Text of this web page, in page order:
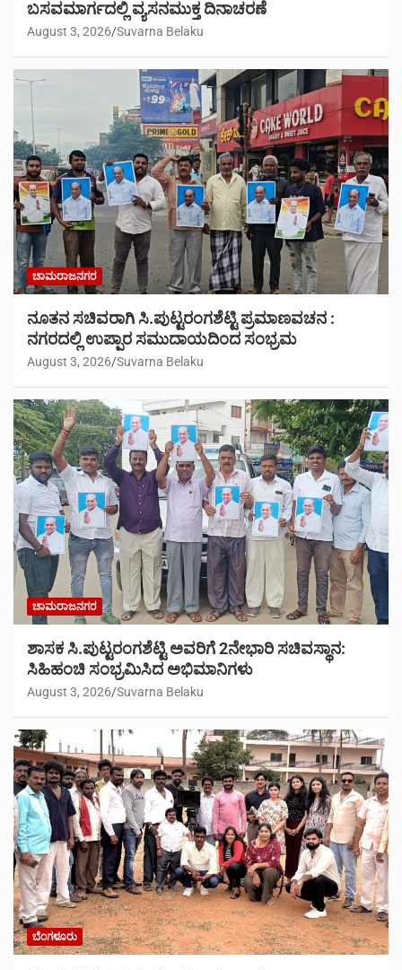
ಬಸವಮಾರ್ಗದಲ್ಲಿ ವ್ಯಸನಮುಕ್ತ ದಿನಾಚರಣೆ
August 3, 2026 Suvarna Belaku
ಚಾಮರಾಜನಗರ
ನೂತನ ಸಚಿವರಾಗಿ ಸಿ.ಪುಟ್ಟರಂಗಶೆಟ್ಟಿ ಪ್ರಮಾಣವಚನ :
ನಗರದಲ್ಲಿ ಉಪ್ಪಾರ ಸಮುದಾಯದಿಂದ ಸಂಭ್ರಮ
August 3, 2026 Suvarna Belaku
ಚಾಮರಾಜನಗರ
ಶಾಸಕ ಸಿ.ಪುಟ್ಟರಂಗಶೆಟ್ಟಿ ಅವರಿಗೆ 2ನೇಭಾರಿ ಸಚಿವಸ್ಥಾನ:
ಸಿಹಿಹಂಚಿ ಸಂಭ್ರಮಿಸಿದ ಅಭಿಮಾನಿಗಳು
August 3, 2026 Suvarna Belaku
ಬೆಂಗಳೂರು